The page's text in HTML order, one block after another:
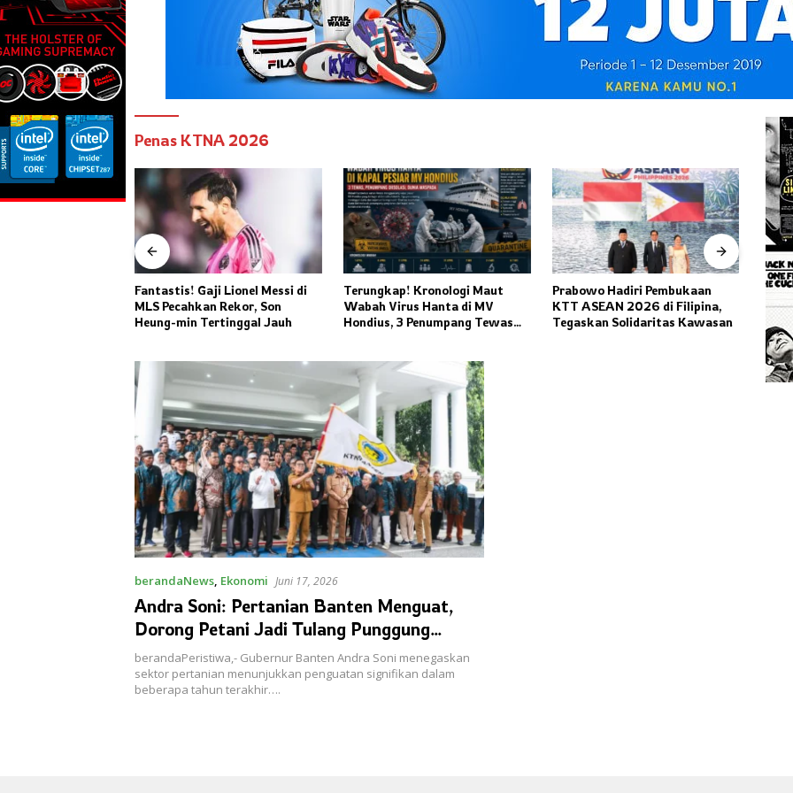
Penas KTNA 2026
Terungkap! Kronologi Maut
Wabah Virus Hanta di MV
Hondius, 3 Penumpang Tewas
Prabowo Hadiri Pembukaan
KTT ASEAN 2026 di Filipina,
Tegaskan Solidaritas Kawasan
Kode Keras The Weeknd Bakal
Konser di Indonesia, Fans XO
Heboh Tunggu Pengumuman
berandaNews, Ekonomi Juni 17, 2026
Andra Soni: Pertanian Banten Menguat,
Dorong Petani Jadi Tulang Punggung
Ekonomi
berandaPeristiwa,- Gubernur Banten Andra Soni menegaskan
sektor pertanian menunjukkan penguatan signifikan dalam
beberapa tahun terakhir….